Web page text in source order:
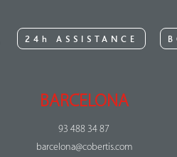
24h ASSISTANCE
BARCELONA
93 488 34 87
barcelona@cobertis.com